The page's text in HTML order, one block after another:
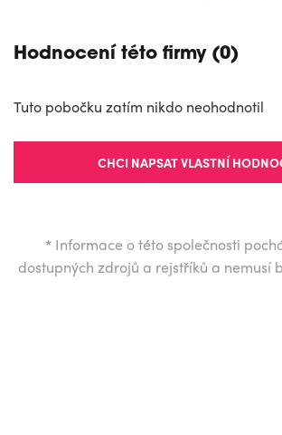
Hodnocení této firmy (0)
Tuto pobočku zatím nikdo neohodnotil
CHCI NAPSAT VLASTNÍ
* Informace o této společnosti
dostupných zdrojů a rejstříků a nemusí